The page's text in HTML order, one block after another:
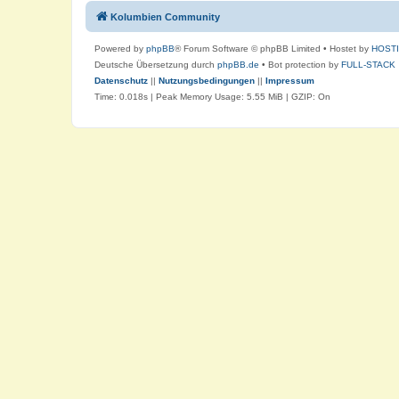
Kolumbien Community
Powered by phpBB® Forum Software © phpBB Limited • Hostet by
Deutsche Übersetzung durch phpBB.de • Bot protection by FULL-STACK
Datenschutz || Nutzungsbedingungen || Impressum
Time: 0.018s | Peak Memory Usage: 5.55 MiB | GZIP: On